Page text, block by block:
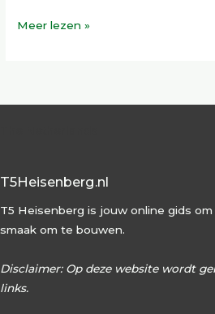
Meer lezen »
T5Heisenberg.nl
T5 Heisenberg is jouw online gids
smaak om te bouwen.
Disclaimer: Op deze website wordt
links.